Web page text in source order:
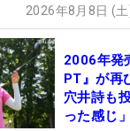
2026年8月8日 (
2006年発
PT』が再
穴井詩も
った感じ」